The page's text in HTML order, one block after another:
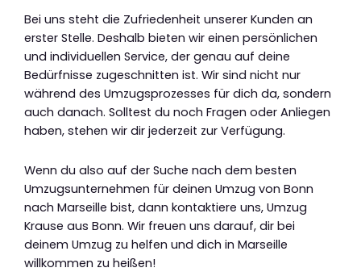
Bei uns steht die Zufriedenheit unserer Kunden an
erster Stelle. Deshalb bieten wir einen persönlichen
und individuellen Service, der genau auf deine
Bedürfnisse zugeschnitten ist. Wir sind nicht nur
während des Umzugsprozesses für dich da, sondern
auch danach. Solltest du noch Fragen oder Anliegen
haben, stehen wir dir jederzeit zur Verfügung.
Wenn du also auf der Suche nach dem besten
Umzugsunternehmen für deinen Umzug von Bonn
nach Marseille bist, dann kontaktiere uns, Umzug
Krause aus Bonn. Wir freuen uns darauf, dir bei
deinem Umzug zu helfen und dich in Marseille
willkommen zu heißen!